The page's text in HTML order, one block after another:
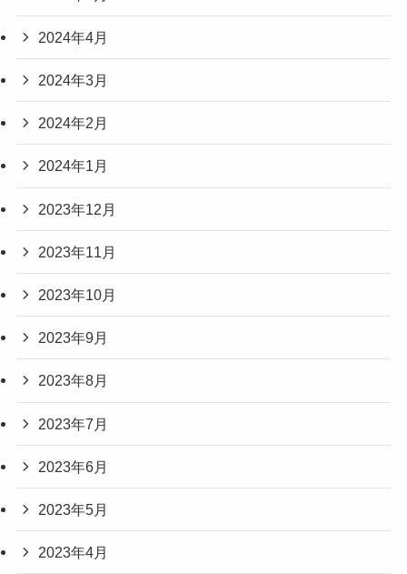
2024年4月
2024年3月
2024年2月
2024年1月
2023年12月
2023年11月
2023年10月
2023年9月
2023年8月
2023年7月
2023年6月
2023年5月
2023年4月